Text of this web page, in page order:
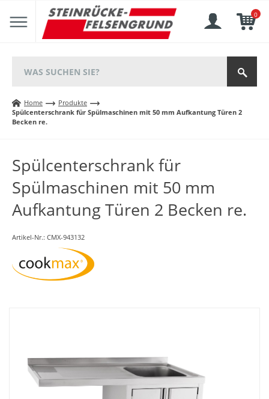
0
Home
Produkte
Spülcenterschrank für Spülmaschinen mit 50 mm Aufkantung Türen 2
Becken re.
Spülcenterschrank für
Spülmaschinen mit 50 mm
Aufkantung Türen 2 Becken re.
Artikel-Nr.: CMX-943132